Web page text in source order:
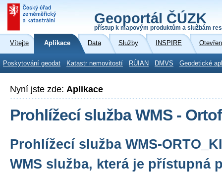
Geoportál ČÚZK
přístup k mapovým produktům a službám
Vítejte Aplikace Data Služby INSPIRE
Poskytování geodat Katastr nemovitostí RÚIAN DMVS Geodetické
Nyní jste zde: Aplikace
Prohlížecí služba WMS -
Prohlížecí služba WMS-
WMS služba, která je přístupná